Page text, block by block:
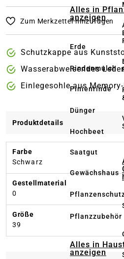
Alles in
anzeigen
Erde
Rindenmulch
Pinienrinde
Dünger
Hochbeet
Saatgut
Gewächshaus
Pflanzzubehör
Alles in
anzeigen
Zum Merkzettel hinzufügen
Schutzkappe aus
Wasserabweisendes Leder
Einlegesohle aus
Produktdetails
Farbe
Schwarz
Gestellmaterial
0
Größe
39